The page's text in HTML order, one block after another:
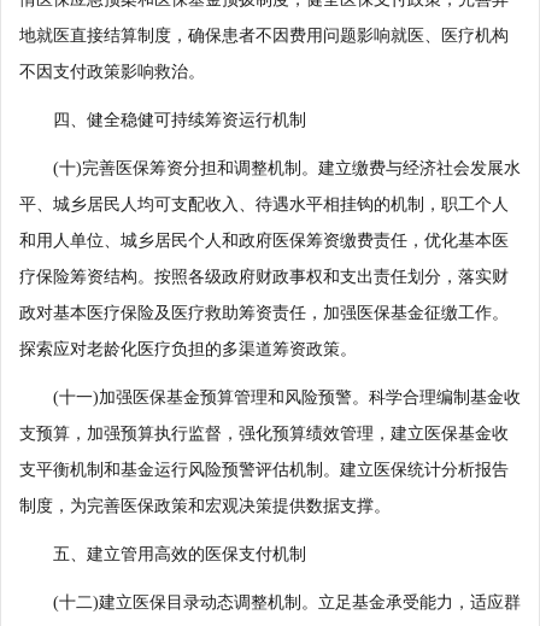
地就医直接结算制度，确保患者不因费用问题影响就医、医疗机构
不因支付政策影响救治。
四、健全稳健可持续筹资运行机制
(十)完善医保筹资分担和调整机制。建立缴费与经济社会发展水
平、城乡居民人均可支配收入、待遇水平相挂钩的机制，职工个人
和用人单位、城乡居民个人和政府医保筹资缴费责任，优化基本医
疗保险筹资结构。按照各级政府财政事权和支出责任划分，落实财
政对基本医疗保险及医疗救助筹资责任，加强医保基金征缴工作。
探索应对老龄化医疗负担的多渠道筹资政策。
(十一)加强医保基金预算管理和风险预警。科学合理编制基金收
支预算，加强预算执行监督，强化预算绩效管理，建立医保基金收
支平衡机制和基金运行风险预警评估机制。建立医保统计分析报告
制度，为完善医保政策和宏观决策提供数据支撑。
五、建立管用高效的医保支付机制
(十二)建立医保目录动态调整机制。立足基金承受能力，适应群